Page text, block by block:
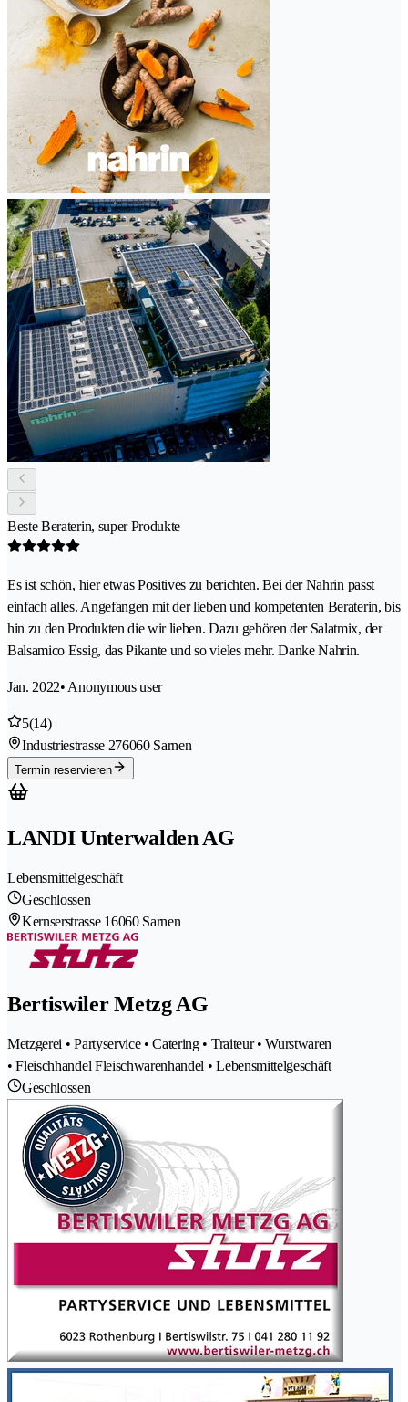
Beste Beraterin, super Produkte
Es ist schön, hier etwas Positives zu berichten. Bei der Nahrin passt
einfach alles. Angefangen mit der lieben und kompetenten Beraterin, bis
hin zu den Produkten die wir lieben. Dazu gehören der Salatmix, der
Balsamico Essig, das Pikante und so vieles mehr. Danke Nahrin.
Jan. 2022• Anonymous user
5(14)
Industriestrasse 276060 Sarnen
Termin reservieren
LANDI Unterwalden AG
Lebensmittelgeschäft
Geschlossen
Kernserstrasse 16060 Sarnen
Bertiswiler Metzg AG
Metzgerei • Partyservice • Catering • Traiteur • Wurstwaren
• Fleischhandel Fleischwarenhandel • Lebensmittelgeschäft
Geschlossen